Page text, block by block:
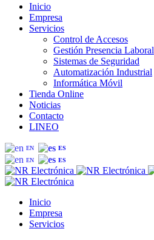
Inicio
Empresa
Servicios
Control de Accesos
Gestión Presencia Laboral
Sistemas de Seguridad
Automatización Industrial
Informática Móvil
Tienda Online
Noticias
Contacto
LINEO
EN
ES
EN
ES
Inicio
Empresa
Servicios